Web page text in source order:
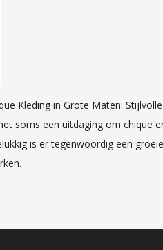
Kleding in Grote Maten:
soms een uitdaging om chique
is er tegenwoordig een